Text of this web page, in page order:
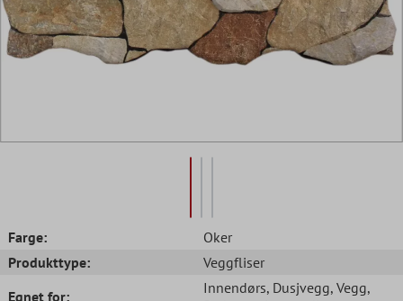
Farge:
Oker
Produkttype:
Veggfliser
Egnet for:
Innendørs, Dusjvegg, Vegg,